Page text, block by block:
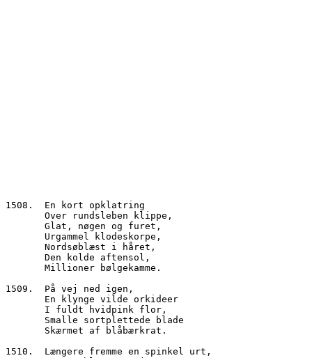
1508.  En kort opklatring
       Over rundsleben klippe,
       Glat, nøgen og furet,
       Urgammel klodeskorpe,
       Nordsøblæst i håret,
       Den kolde aftensol,
       Millioner bølgekamme.
1509.  På vej ned igen,
       En klynge vilde orkideer
       I fuldt hvidpink flor,
       Smalle sortplettede blade
       Skærmet af blåbærkrat.
1510.  Længere fremme en spinkel urt,